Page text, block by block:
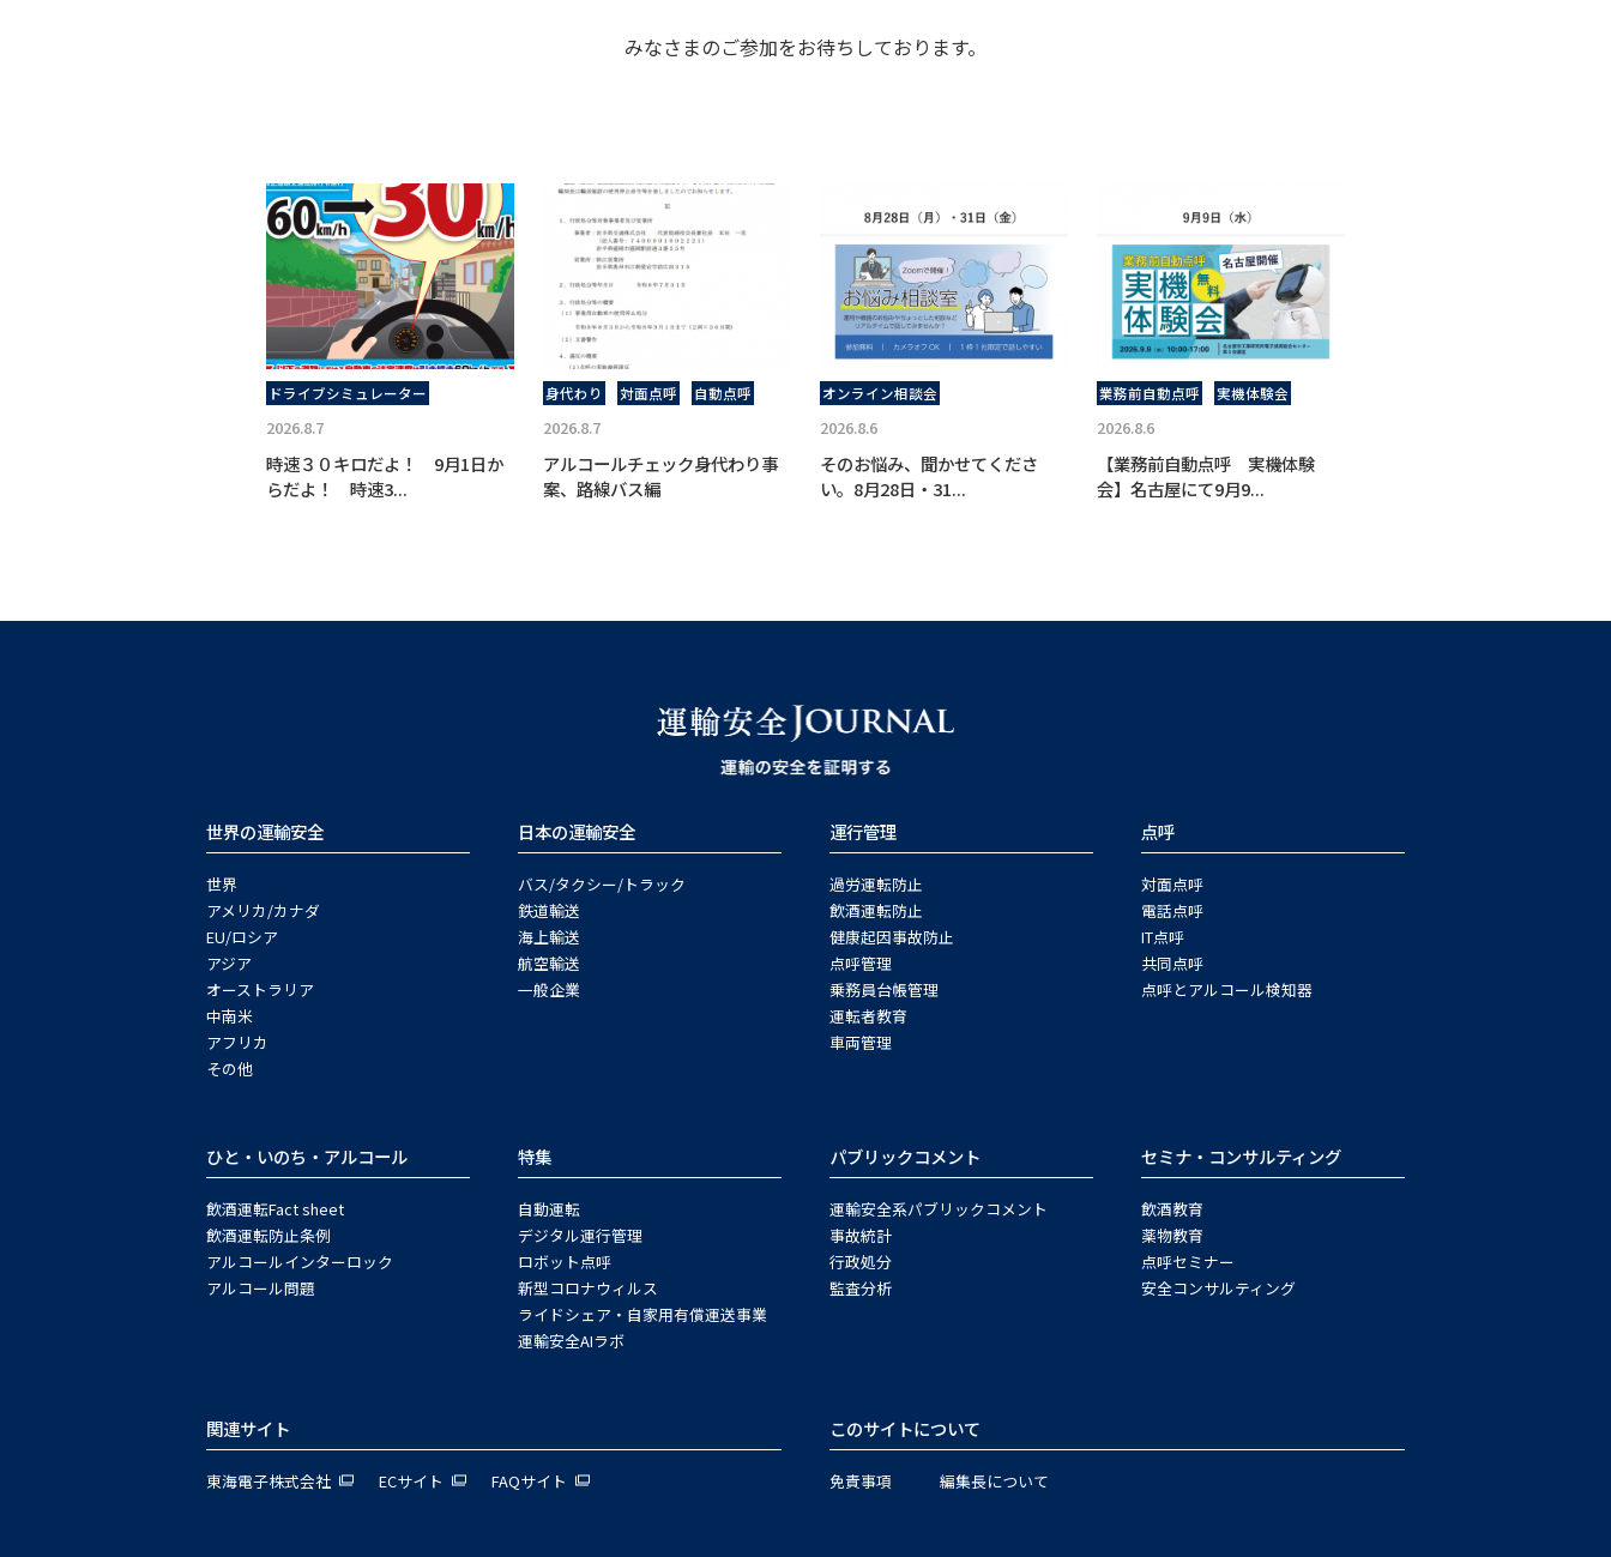
みなさまのご参加をお待ちしております。
ドライブシミュレーター
2026.8.7
時速３０キロだよ！ 9月1日か
らだよ！ 時速3...
身代わり 対面点呼 自動点呼
2026.8.7
アルコールチェック身代わり事
案、路線バス編
オンライン相談会
2026.8.6
そのお悩み、聞かせてくださ
い。8月28日・31...
業務前自動点呼 実機体験会
2026.8.6
【業務前自動点呼 実機体験
会】名古屋にて9月9...
世界の運輸安全
世界
アメリカ/カナダ
EU/ロシア
アジア
オーストラリア
中南米
アフリカ
その他
日本の運輸安全
バス/タクシー/トラック
鉄道輸送
海上輸送
航空輸送
一般企業
運行管理
過労運転防止
飲酒運転防止
健康起因事故防止
点呼管理
乗務員台帳管理
運転者教育
車両管理
点呼
対面点呼
電話点呼
IT点呼
共同点呼
点呼とアルコール検知器
ひと・いのち・アルコール
飲酒運転Fact sheet
飲酒運転防止条例
アルコールインターロック
アルコール問題
特集
自動運転
デジタル運行管理
ロボット点呼
新型コロナウィルス
ライドシェア・自家用有償運送事業
運輸安全AIラボ
パブリックコメント
運輸安全系パブリックコメント
事故統計
行政処分
監査分析
セミナ・コンサルティング
飲酒教育
薬物教育
点呼セミナー
安全コンサルティング
関連サイト
東海電子株式会社 ECサイト FAQサイト
このサイトについて
免責事項 編集長について